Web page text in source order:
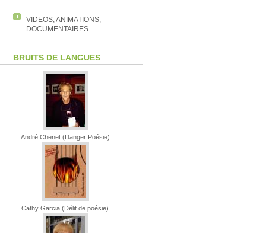
VIDEOS, ANIMATIONS,
DOCUMENTAIRES
BRUITS DE LANGUES
André Chenet (Danger Poésie)
Cathy Garcia (Délit de poésie)